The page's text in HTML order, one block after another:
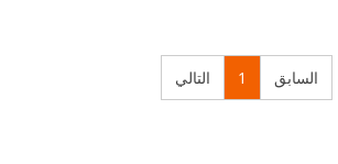
السابق 1 التالي